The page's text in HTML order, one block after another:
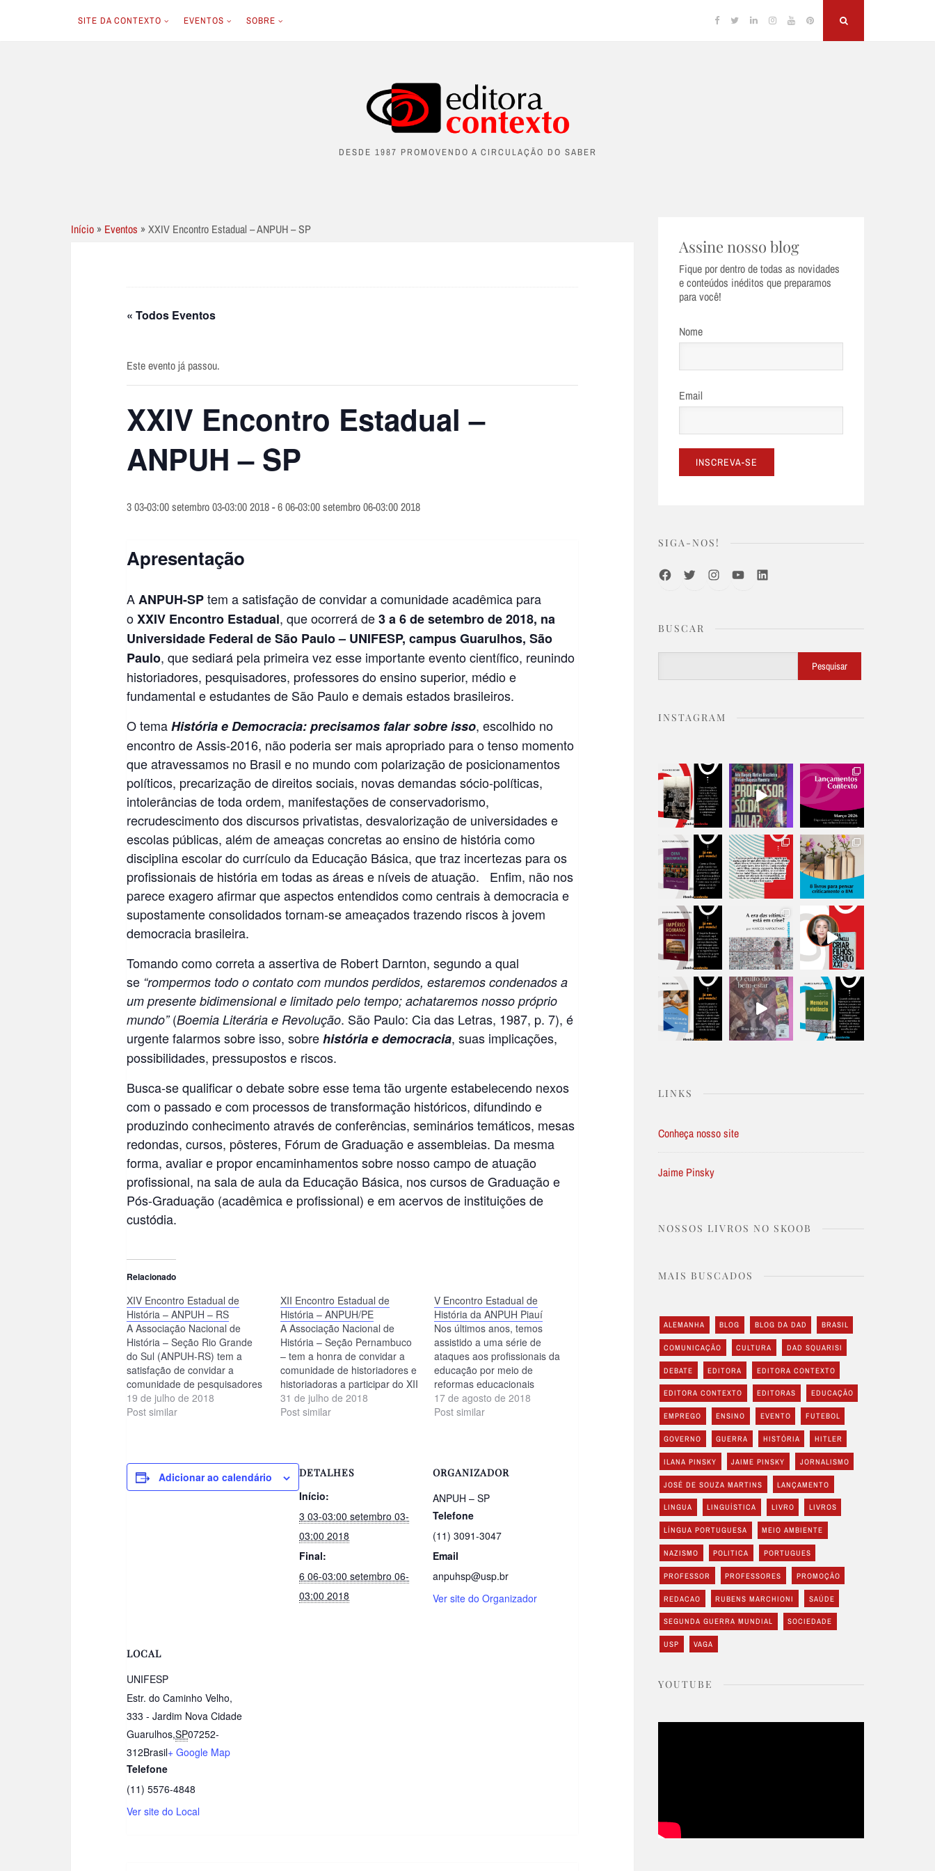
SITE DA CONTEXTO EVENTOS SOBRE Facebook
TwitterLinkedinInstagram
YouTubePinterest
DESDE 1987 PROMOVENDO A CIRCULAÇÃO DO SABER
Início » Eventos »XXIV Encontro Estadual – ANPUH – SP
« Todos Eventos
Este evento já passou.
XXIV Encontro Estadual –
ANPUH – SP
3 03-03:00 setembro 03-03:00 2018-6 06-03:00 setembro 06-03:00 2018
Apresentação
AANPUH-SPtem a satisfação de convidar a comunidade acadêmica para
oXXIV Encontro Estadual, que ocorrerá de3 a 6 de setembro de 2018, na
Universidade Federal de São Paulo – UNIFESP, campus Guarulhos, São
Paulo, que sediará pela primeira vez esse importante evento científico, reunindo
historiadores, pesquisadores, professores do ensino superior, médio e
fundamental e estudantes de São Paulo e demais estados brasileiros.
O temaHistória e Democracia: precisamos falar sobre isso, escolhido no
encontro de Assis-2016, não poderia ser mais apropriado para o tenso momento
que atravessamos no Brasil e no mundo com polarização de posicionamentos
políticos, precarização de direitos sociais, novas demandas sócio-políticas,
intolerâncias de toda ordem, manifestações de conservadorismo,
recrudescimento dos discursos privatistas, desvalorização de universidades e
escolas públicas, além de ameaças concretas ao ensino de história como
disciplina escolar do currículo da Educação Básica, que traz incertezas para os
profissionais de história em todas as áreas e níveis de atuação. Enfim, não nos
parece exagero afirmar que aspectos entendidos como centrais à democracia e
supostamente consolidados tornam-se ameaçados trazendo riscos à jovem
democracia brasileira.
Tomando como correta a assertiva de Robert Darnton, segundo a qual
se “rompermos todo o contato com mundos perdidos, estaremos condenados a
um presente bidimensional e limitado pelo tempo; achataremos nosso próprio
mundo”(Boemia Literária e Revolução. São Paulo: Cia das Letras, 1987, p. 7), é
urgente falarmos sobre isso, sobrehistória e democracia, suas implicações,
possibilidades, pressupostos e riscos.
Busca-se qualificar o debate sobre esse tema tão urgente estabelecendo nexos
com o passado e com processos de transformação históricos, difundindo e
produzindo conhecimento através de conferências, seminários temáticos, mesas
redondas, cursos, pôsteres, Fórum de Graduação e assembleias. Da mesma
forma, avaliar e propor encaminhamentos sobre nosso campo de atuação
profissional, na sala de aula da Educação Básica, nos cursos de Graduação e
Pós-Graduação (acadêmica e profissional) e em acervos de instituições de
custódia.
Relacionado
XIV Encontro Estadual de
História – ANPUH – RS
A Associação Nacional de
História – Seção Rio Grande
do Sul (ANPUH-RS) tem a
satisfação de convidar a
comunidade de pesquisadores
para o XIV Encontro Estadual
de História, evento que
Católica do Rio Grande do Sul
(PUCRS) na cidade de Porto
Alegre,…
19 de julho de 2018
Post similar
XII Encontro Estadual de
História – ANPUH/PE
A Associação Nacional de
História – Seção Pernambuco
– tem a honra de convidar a
comunidade de historiadores e
historiadoras a participar do XII
Encontro Estadual de
História que ocorrerá entre os
tema: História e desafios do
tempo presente. O…
31 de julho de 2018
Post similar
V Encontro Estadual de
História da ANPUH Piauí
Nos últimos anos, temos
assistido a uma série de
ataques aos profissionais da
educação por meio de
reformas educacionais
impositivas e que não levaram
em consideração a opinião de
escolar. Assiste-se a uma
completa desvalorização dos
profissionais da educação
desse país, por…
17 de agosto de 2018
Post similar
Adicionar ao calendário DETALHES
Início:
3 03-03:00 setembro 03-
03:00 2018
Final:
6 06-03:00 setembro 06-
03:00 2018
ORGANIZADOR
ANPUH – SP
Telefone
(11) 3091-3047
Email
anpuhsp@usp.br
Ver site do Organizador
LOCAL
UNIFESP
Estr. do Caminho Velho,
333 - Jardim Nova Cidade
Guarulhos,SP07252-
312Brasil+ Google Map
Telefone
(11) 5576-4848
Ver site do Local
Assine nosso blog
Fique por dentro de todas as novidades
e conteúdos inéditos que preparamos
para você!
Nome
Email
SIGA-NOS!
FacebookTwitterInstagramYoutubeLinkedIn
BUSCAR
Pesquisar
INSTAGRAM
LINKS
Conheça nosso site
Jaime Pinsky
NOSSOS LIVROS NO SKOOB
MAIS BUSCADOS
ALEMANHA BLOG BLOG DA DAD BRASIL
COMUNICAÇÃO CULTURA DAD SQUARISI
DEBATE EDITORA EDITORA CONTEXTO
EDITORA CONTEXTO EDITORAS EDUCAÇÃO
EMPREGO ENSINO EVENTO FUTEBOL
GOVERNO GUERRA HISTÓRIA HITLER
ILANA PINSKY JAIME PINSKY JORNALISMO
JOSÉ DE SOUZA MARTINS LANÇAMENTO
LINGUA LINGUÍSTICA LIVRO LIVROS
LÍNGUA PORTUGUESA MEIO AMBIENTE
NAZISMO POLITICA PORTUGUES
PROFESSOR PROFESSORES PROMOÇÃO
REDACAO RUBENS MARCHIONI SAÚDE
SEGUNDA GUERRA MUNDIAL SOCIEDADE
USP VAGA
YOUTUBE